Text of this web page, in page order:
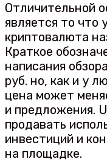
Отличительной
является то что
криптовалюта
Краткое
написания
руб. но, как и у
цена может
и предложения.
продавать
инвестиций и
на площадке.